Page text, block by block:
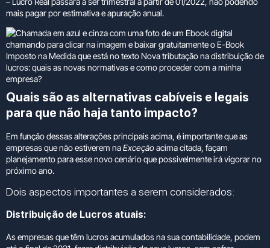
mais pagar por estimativa e apuração anual.
Quais são as alternativas cabíveis e legais
para que não haja tanto impacto?
Em função dessas alterações principais acima, é importante que as
empresas que não estiverem naExceçãoacima citada, façam
planejamento para esse novo cenário que possivelmente irá vigorar no
próximo ano.
Dois aspectos importantes a serem considerados:
Distribuição de Lucros atuais:
As empresas que têm lucros acumulados na sua contabilidade, podem